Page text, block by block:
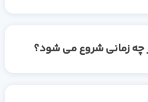
شروع می شود؟